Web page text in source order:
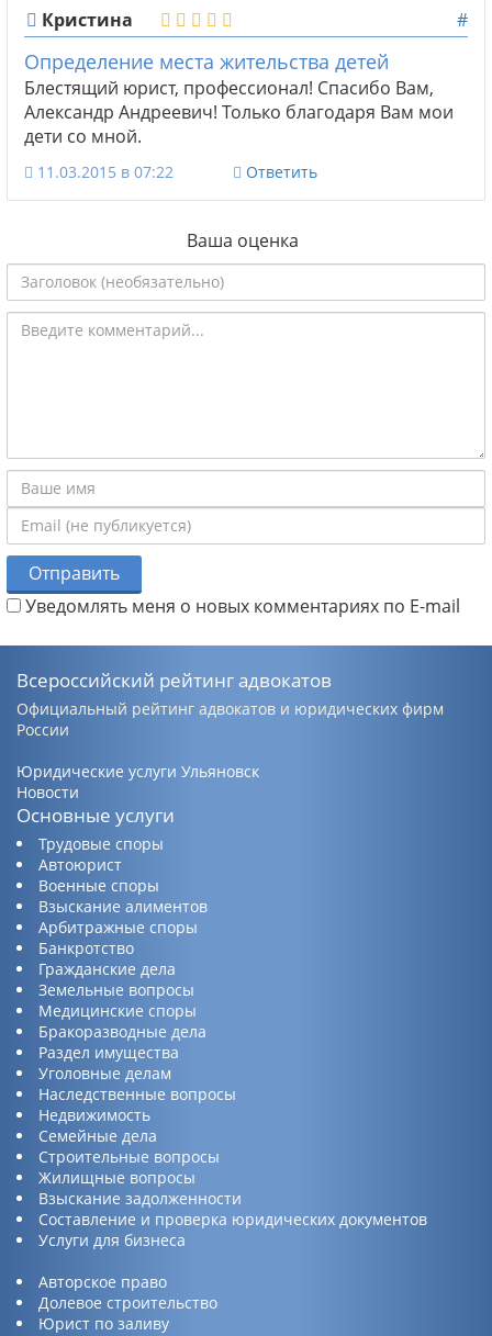
Кристина #
Определение места жительства детей
Блестящий юрист, профессионал! Спасибо Вам,
Александр Андреевич! Только благодаря Вам мои
дети со мной.
11.03.2015 в 07:22 Ответить
Ваша оценка
Отправить
Уведомлять меня о новых комментариях по E-mail
Всероссийский рейтинг адвокатов
Официальный рейтинг адвокатов и юридических фирм
России
Юридические услуги Ульяновск
Новости
Основные услуги
Трудовые споры
Автоюрист
Военные споры
Взыскание алиментов
Арбитражные споры
Банкротство
Гражданские дела
Земельные вопросы
Медицинские споры
Бракоразводные дела
Раздел имущества
Уголовные делам
Наследственные вопросы
Недвижимость
Семейные дела
Строительные вопросы
Жилищные вопросы
Взыскание задолженности
Составление и проверка юридических документов
Услуги для бизнеса
Авторское право
Долевое строительство
Юрист по заливу